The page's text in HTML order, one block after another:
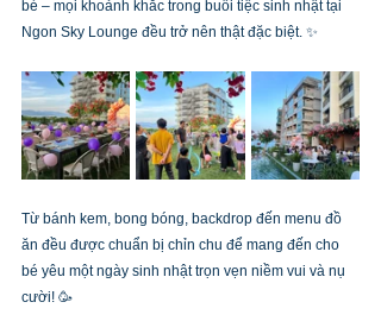
bé – mọi khoảnh khắc trong buổi tiệc sinh nhật tại
Ngon Sky Lounge đều trở nên thật đặc biệt. ✨
Từ bánh kem, bong bóng, backdrop đến menu đồ
ăn đều được chuẩn bị chỉn chu để mang đến cho
bé yêu một ngày sinh nhật trọn vẹn niềm vui và nụ
cười! 🥳